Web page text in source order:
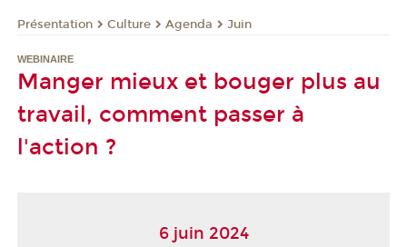
Présentation Culture Agenda Juin
WEBINAIRE
Manger mieux et bouger plus au
travail, comment passer à
l'action ?
6 juin 2024